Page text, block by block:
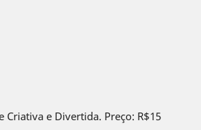
Criativa e Divertida. Preço: R$15